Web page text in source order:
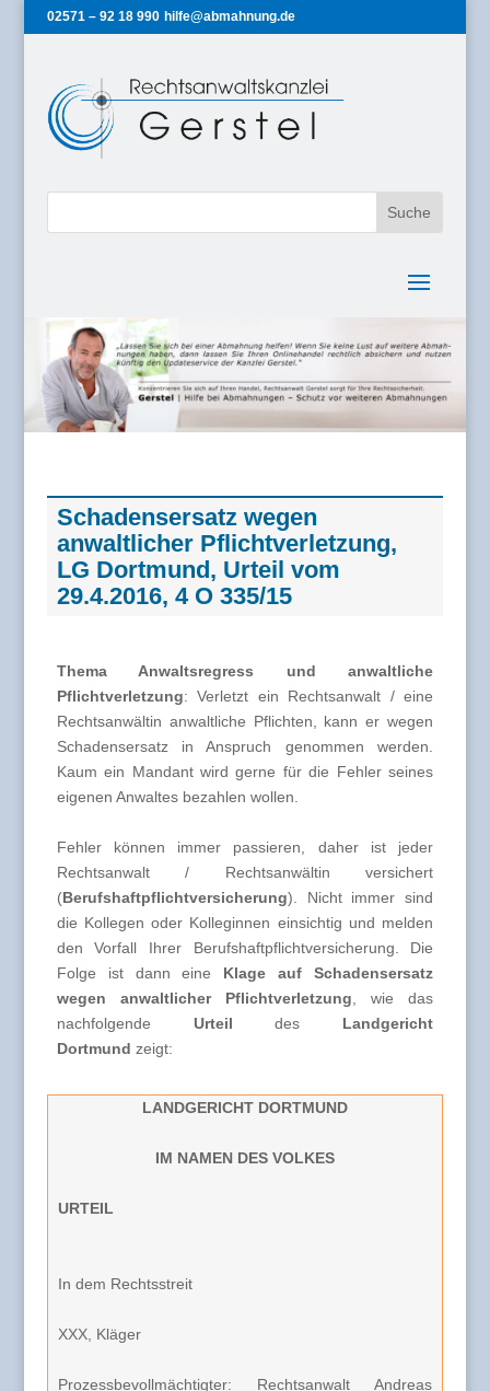
02571 – 92 18 990 hilfe@abmahnung.de
Schadensersatz wegen
anwaltlicher Pflichtverletzung,
LG Dortmund, Urteil vom
29.4.2016, 4 O 335/15
Thema Anwaltsregress und anwaltliche
Pflichtverletzung: Verletzt ein Rechtsanwalt / eine
Rechtsanwältin anwaltliche Pflichten, kann er wegen
Schadensersatz in Anspruch genommen werden.
Kaum ein Mandant wird gerne für die Fehler seines
eigenen Anwaltes bezahlen wollen.
Fehler können immer passieren, daher ist jeder
Rechtsanwalt / Rechtsanwältin versichert
(Berufshaftpflichtversicherung). Nicht immer sind
die Kollegen oder Kolleginnen einsichtig und melden
den Vorfall Ihrer Berufshaftpflichtversicherung. Die
Folge ist dann eine Klage auf Schadensersatz
wegen anwaltlicher Pflichtverletzung, wie das
nachfolgende Urteildes Landgericht
Dortmund zeigt:
LANDGERICHT DORTMUND
IM NAMEN DES VOLKES
URTEIL
In dem Rechtsstreit
XXX, Kläger
Prozessbevollmächtigter: Rechtsanwalt Andreas